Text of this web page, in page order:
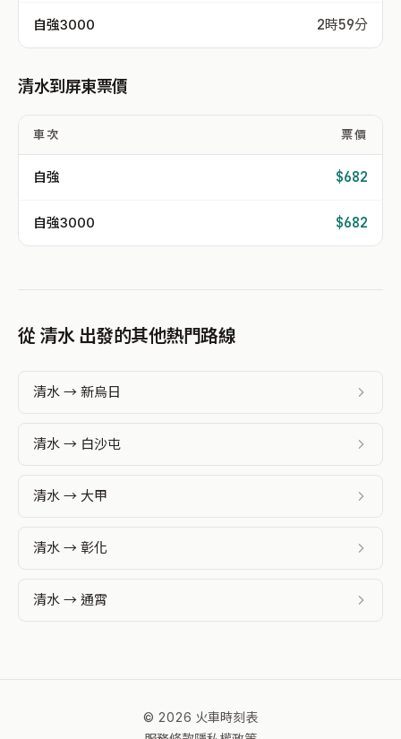
自強3000 2時59分
清水到屏東票價
車次 票價
自強 $682
自強3000 $682
從 清水 出發的其他熱門路線
清水 → 新烏日
清水 → 白沙屯
清水 → 大甲
清水 → 彰化
清水 → 通霄
© 2026 火車時刻表